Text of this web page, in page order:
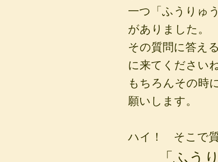
一つ「ふうりゅ
がありました。
その質問に答え
に来てください
もちろんその時
願いします。
ハイ！ そこで
「ふう